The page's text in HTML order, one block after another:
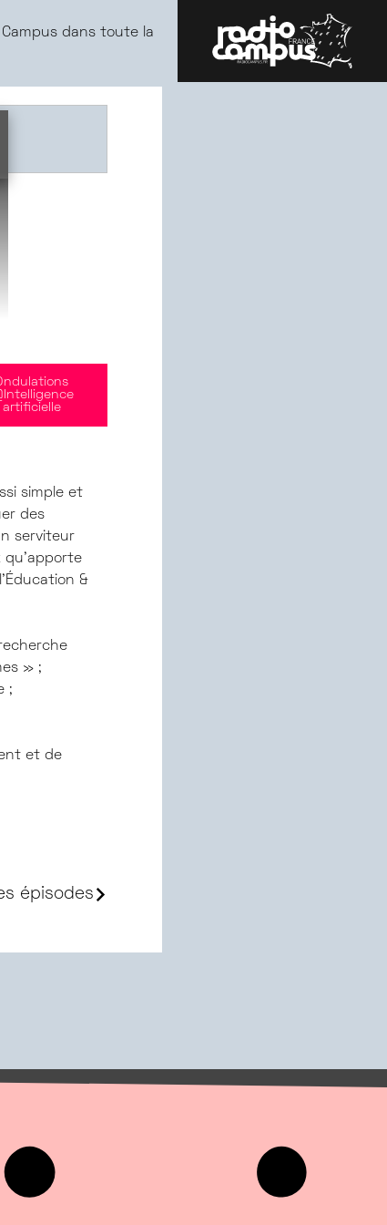
dans toute la
artificielle
simple et
des
serviteur
qu’apporte
&
» ;
;
et de
épisodes